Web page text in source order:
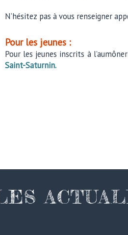
N’hésitez pas à vous renseigner
Pour les jeunes :
Pour les jeunes inscrits à
Saint-Saturnin.